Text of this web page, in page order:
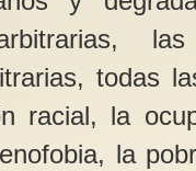
las
todas
racial, la
la